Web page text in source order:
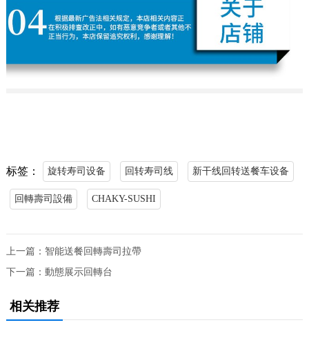
标签： 旋转寿司设备 回转寿司线 新干线回转送餐车设备
回轉壽司設備 CHAKY-SUSHI
上一篇： 智能送餐回轉壽司拉帶
下一篇： 動態展示回轉台
相关推荐